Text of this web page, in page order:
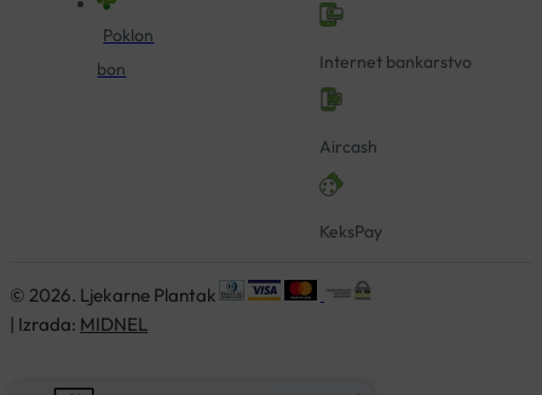
Poklon
bon
Internet bankarstvo
Aircash
KeksPay
© 2026. Ljekarne Plantak
| Izrada: MIDNEL